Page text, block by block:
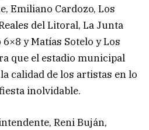
Emiliano Cardozo, Los
del Litoral, La Junta
y Matías Sotelo y Los
que el estadio municipal
calidad de los artistas en lo
inolvidable.
Reni Buján,